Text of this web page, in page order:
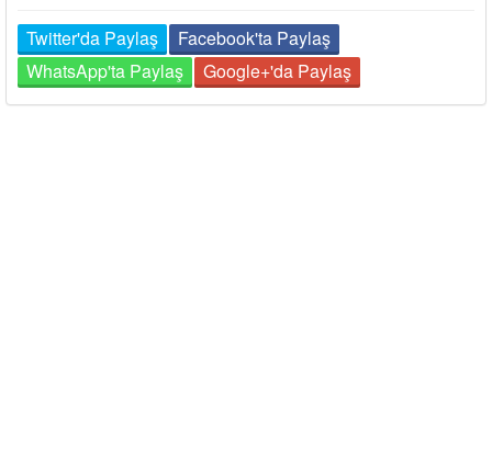
Twitter'da Paylaş
Facebook'ta Paylaş
WhatsApp'ta Paylaş
Google+'da Paylaş